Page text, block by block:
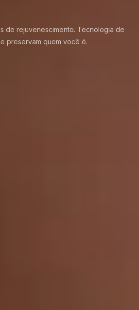
de rejuvenescimento. Tecnologia de
preservam quem você é.